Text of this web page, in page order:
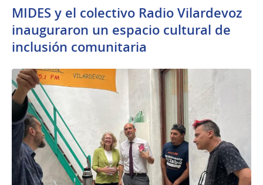
MIDES y el colectivo Radio Vilardevoz
inauguraron un espacio cultural de
inclusión comunitaria